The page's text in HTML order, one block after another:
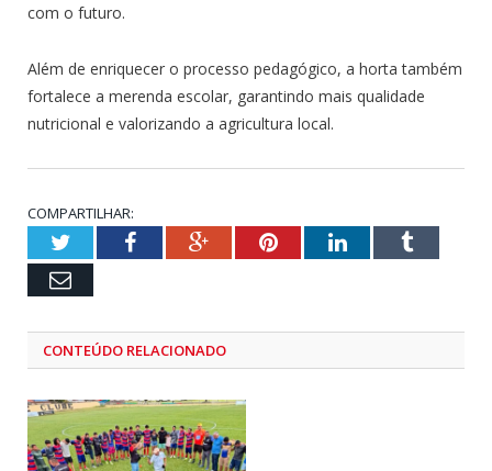
com o futuro.
Além de enriquecer o processo pedagógico, a horta também
fortalece a merenda escolar, garantindo mais qualidade
nutricional e valorizando a agricultura local.
COMPARTILHAR:
TwitterFacebookGoogle+PinterestLinkedInTumblr
Email
CONTEÚDO RELACIONADO